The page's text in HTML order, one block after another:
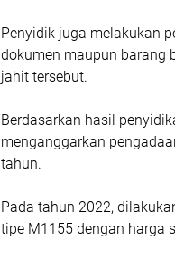
Penyidik juga melakukan
dokumen maupun barang
jahit tersebut.
Berdasarkan hasil
menganggarkan
tahun.
Pada tahun 2022,
tipe M1155 dengan harga